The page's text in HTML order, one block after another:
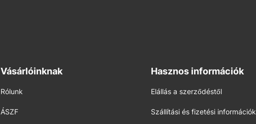
Vásárlóinknak
Rólunk
ÁSZF
Hasznos információk
Elállás a szerződéstől
Szállítási és fizetési információk